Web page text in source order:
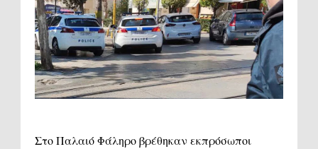
Στο Παλαιό Φάληρο βρέθηκαν εκπρόσωποι